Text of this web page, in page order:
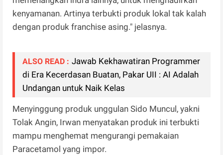
kenyamanan. Artinya terbukti produk lokal tak kalah
dengan produk franchise asing." jelasnya.
ALSO READ : Jawab Kekhawatiran Programmer
di Era Kecerdasan Buatan, Pakar UII : AI Adalah
Undangan untuk Naik Kelas
Menyinggung produk unggulan Sido Muncul, yakni
Tolak Angin, Irwan menyatakan produk ini terbukti
mampu menghemat mengurangi pemakaian
Paracetamol yang impor.